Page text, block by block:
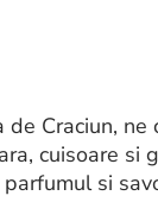
Craciun, ne
cuisoare si
si